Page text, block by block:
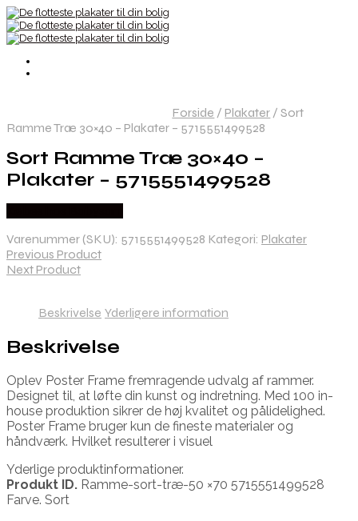
Forside / Plakater / Sort
Ramme Træ 30×40 – Plakater – 5715551499528
Sort Ramme Træ 30×40 –
Plakater – 5715551499528
Varenummer (SKU): 5715551499528 Kategori: Plakater
Previous Product
Next Product
Beskrivelse Yderligere information
Beskrivelse
Oplev Poster Frame fremragende udvalg af rammer.
Designet til, at løfte din kunst og indretning. Med 100 in-
house produktion sikrer de høj kvalitet og pålidelighed.
Poster Frame bruger kun de fineste materialer og
håndværk. Hvilket resulterer i visuel
Yderlige produktinformationer.
Produkt ID. Ramme-sort-træ-50 ×70 5715551499528
Farve. Sort